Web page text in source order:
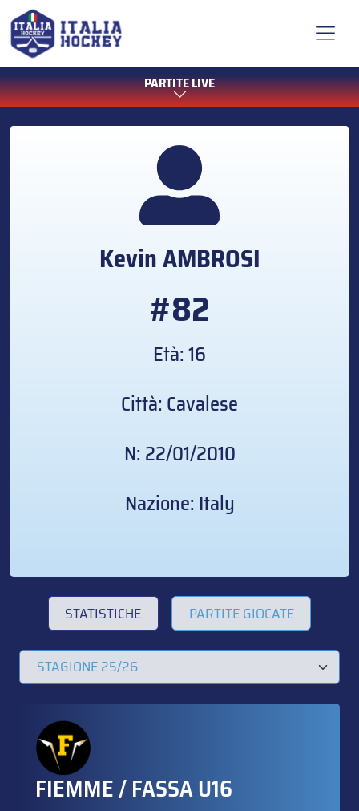
PARTITE LIVE
KevinAMBROSI
#82
Età: 16
Città: Cavalese
N: 22/01/2010
Nazione: Italy
STATISTICHE PARTITE GIOCATE
FIEMME / FASSA U16